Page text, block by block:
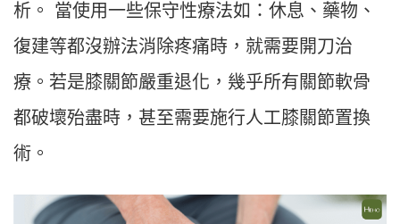
析。 當使用一些保守性療法如：休息、藥物、
復建等都沒辦法消除疼痛時，就需要開刀治
療。若是膝關節嚴重退化，幾乎所有關節軟骨
都破壞殆盡時，甚至需要施行人工膝關節置換
術。